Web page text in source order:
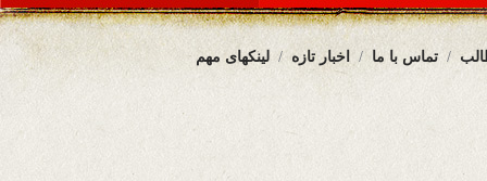
لینکهای مهم اخبار تازه تماس با ما